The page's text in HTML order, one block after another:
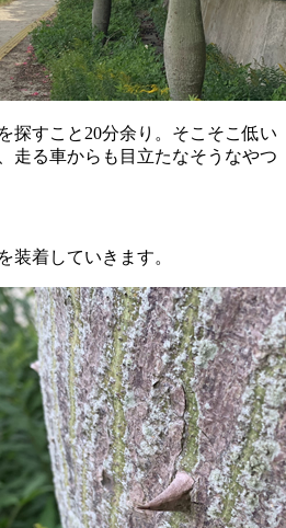
探すこと20分余り。そこそこ低い
走る車からも目立たなそうなやつ
装着していきます。